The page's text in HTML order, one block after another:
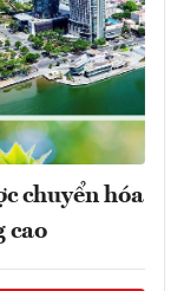
chuyển hóa
cao